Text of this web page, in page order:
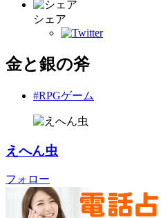
シェア
金と銀の斧
#RPGゲーム
えへん虫
フォロー